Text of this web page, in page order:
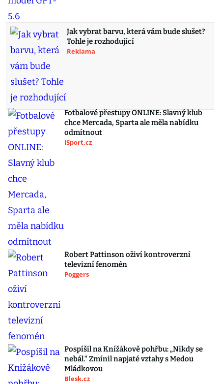
Jak vybrat barvu, která vám bude slušet?
Tohle je rozhodující
Reklama
Fotbalové přestupy ONLINE: Slavný klub
chce Mercada, Sparta ale měla nabídku
odmítnout
iSport.cz
Robert Pattinson oživí kontroverzní
televizní fenomén
Poggers
Pospíšil na Knížákově pohřbu: „Nikdy se
nebál.“ Zmínil napjaté vztahy s Medou
Mládkovou
Blesk.cz